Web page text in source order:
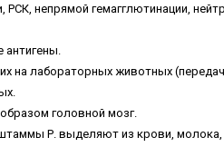
непрямой гемагглютинации,
антигены.
на лабораторных животных
головной мозг.
Р. выделяют из крови,